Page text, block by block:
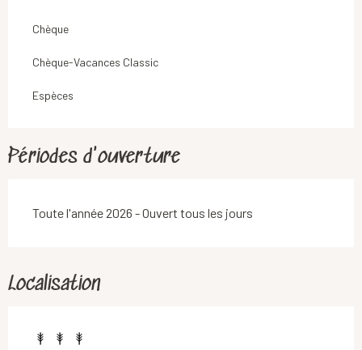
Chèque
Chèque-Vacances Classic
Espèces
Périodes d'ouverture
Toute l'année 2026 - Ouvert tous les jours
Localisation